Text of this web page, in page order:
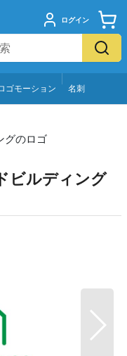
ログイン
ゴモーション 名刺
グのロゴ
ビルディング